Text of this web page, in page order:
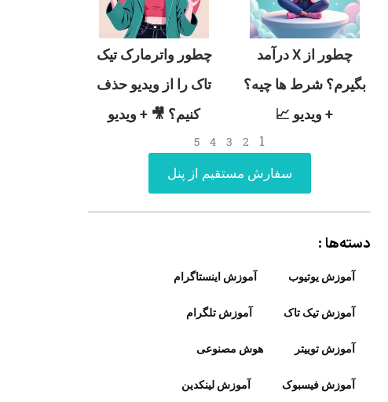
چطور از X درآمد
بگیرم؟ شرط ها چیه؟
+ ویدیو 📈
چطور واترمارک تیک
تاک را از ویدیو حذف
کنیم؟ 🎥 + ویدیو
1
2
3
4
5
سفارش مستقیم از پنل
دسته‌ها :
آموزش یوتیوب آموزش اینستاگرام
آموزش تیک تاک آموزش تلگرام
آموزش توییتر هوش مصنوعی
آموزش فیسبوک آموزش لینکدین